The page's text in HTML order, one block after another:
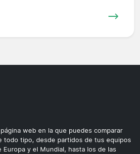
web en la que puedes comparar
todo tipo, desde partidos de tus equipos
Europa y el Mundial, hasta los de las